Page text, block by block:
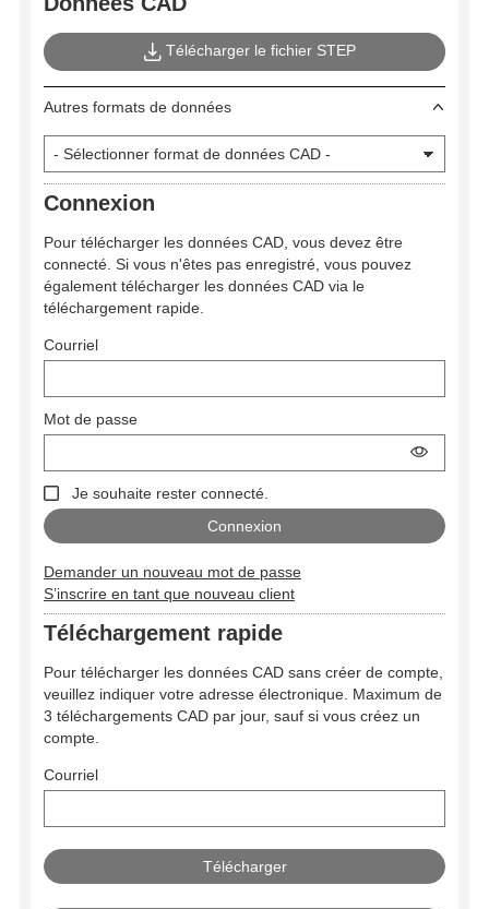
Télécharger le fichier STEP
Autres formats de données
Connexion
Pour télécharger les données CAD, vous devez être
connecté. Si vous n'êtes pas enregistré, vous pouvez
également télécharger les données CAD via le
téléchargement rapide.
Courriel
Mot de passe
Je souhaite rester connecté.
Demander un nouveau mot de passe
S’inscrire en tant que nouveau client
Téléchargement rapide
Pour télécharger les données CAD sans créer de compte,
veuillez indiquer votre adresse électronique. Maximum de
3 téléchargements CAD par jour, sauf si vous créez un
compte.
Courriel